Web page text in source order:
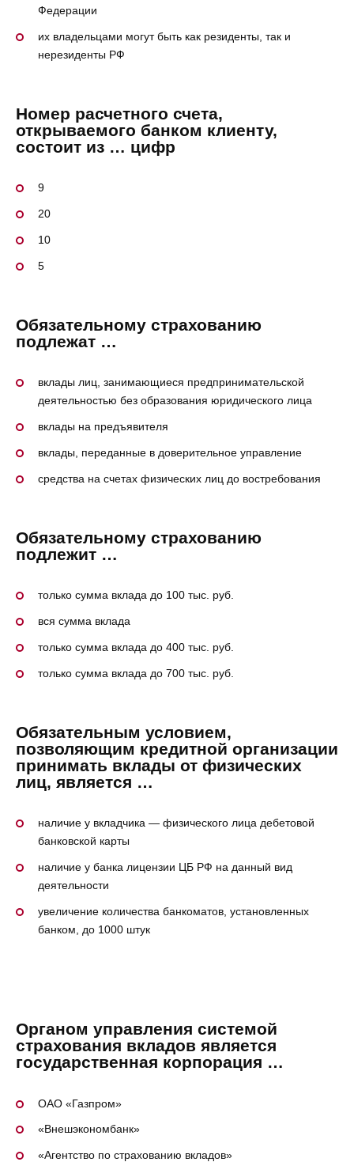
Федерации
их владельцами могут быть как резиденты, так и
нерезиденты РФ
Номер расчетного счета,
открываемого банком клиенту,
состоит из … цифр
9
20
10
5
Обязательному страхованию
подлежат …
вклады лиц, занимающиеся предпринимательской
деятельностью без образования юридического лица
вклады на предъявителя
вклады, переданные в доверительное управление
средства на счетах физических лиц до востребования
Обязательному страхованию
подлежит …
только сумма вклада до 100 тыс. руб.
вся сумма вклада
только сумма вклада до 400 тыс. руб.
только сумма вклада до 700 тыс. руб.
Обязательным условием,
позволяющим кредитной организации
принимать вклады от физических
лиц, является …
наличие у вкладчика — физического лица дебетовой
банковской карты
наличие у банка лицензии ЦБ РФ на данный вид
деятельности
увеличение количества банкоматов, установленных
банком, до 1000 штук
Органом управления системой
страхования вкладов является
государственная корпорация …
ОАО «Газпром»
«Внешэкономбанк»
«Агентство по страхованию вкладов»